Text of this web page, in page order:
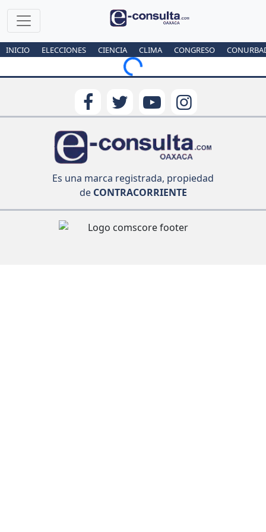
INICIO ELECCIONES CIENCIA CLIMA CONGRESO
Loading...
Es una marca registrada, propiedad
deCONTRACORRIENTE